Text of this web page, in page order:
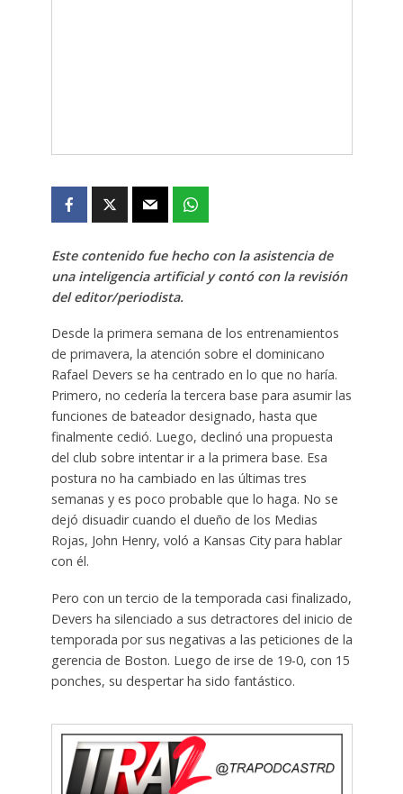
Este contenido fue hecho con la asistencia de
una inteligencia artificial y contó con la revisión
del editor/periodista.
Desde la primera semana de los entrenamientos
de primavera, la atención sobre el dominicano
Rafael Devers se ha centrado en lo que no haría.
Primero, no cedería la tercera base para asumir las
funciones de bateador designado, hasta que
finalmente cedió. Luego, declinó una propuesta
del club sobre intentar ir a la primera base. Esa
postura no ha cambiado en las últimas tres
semanas y es poco probable que lo haga. No se
dejó disuadir cuando el dueño de los Medias
Rojas, John Henry, voló a Kansas City para hablar
con él.
Pero con un tercio de la temporada casi finalizado,
Devers ha silenciado a sus detractores del inicio de
temporada por sus negativas a las peticiones de la
gerencia de Boston. Luego de irse de 19-0, con 15
ponches, su despertar ha sido fantástico.